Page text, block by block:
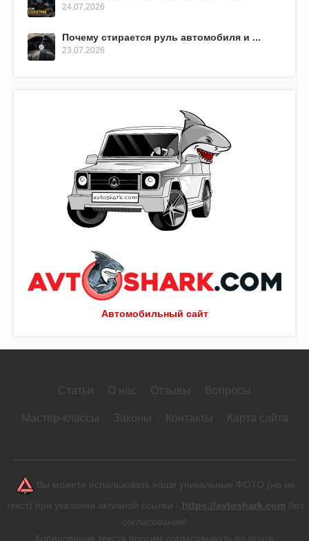
Автомобильный сайт
24.07.2026
Почему стирается руль автомобиля и ...
23.07.2026
Статьи О нас Отзывы Вопросы
Мастер-классы Законы Контакты Карта сайта
Вы можете использовать наши уникальные ФОТО (но не
текст) при указании активной ссылки - https://avtoshark.com без
согласования!
Копирование текста просим согласовывать по почте